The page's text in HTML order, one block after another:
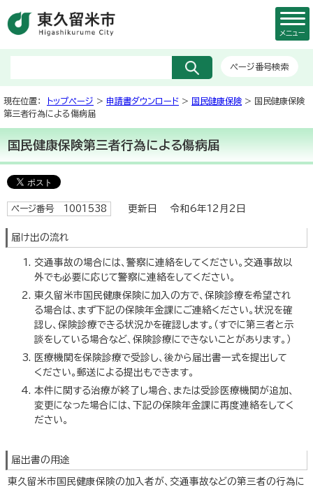
ページ番号検索
メニュー
現在位置： トップページ > 申請書ダウンロード > 国民健康保険 > 国民健康保険
第三者行為による傷病届
国民健康保険第三者行為による傷病届
ページ番号 1001538 更新日 令和6年12月2日
届け出の流れ
交通事故の場合には、警察に連絡をしてください。交通事故以
外でも必要に応じて警察に連絡をしてください。
東久留米市国民健康保険に加入の方で、保険診療を希望され
る場合は、まず下記の保険年金課にご連絡ください。状況を確
認し、保険診療できる状況かを確認します。（すでに第三者と示
談をしている場合など、保険診療にできないことがあります。）
医療機関を保険診療で受診し、後から届出書一式を提出して
ください。郵送による提出もできます。
本件に関する治療が終了し場合、または受診医療機関が追加、
変更になった場合には、下記の保険年金課に再度連絡をしてく
ださい。
届出書の用途
東久留米市国民健康保険の加入者が、交通事故などの第三者の行為に